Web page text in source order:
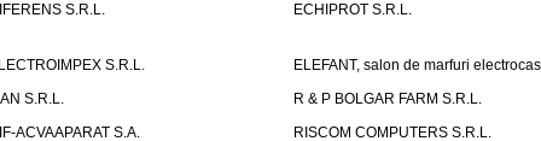
S.R.L.
ECHIPROT S.R.L.
S.R.L.
ELEFANT, salon de marfuri
S.R.L.
R & P BOLGAR FARM S.R.L.
ACVAAPARAT S.A.
RISCOM COMPUTERS S.R.L.